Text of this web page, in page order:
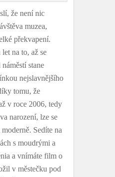
že není nic
muzea,
překvapení.
na to, až se
stane
nejslavnějšího
tomu, že
v roce 2006, tedy
narození, lze se
Sedíte na
s moudrými a
a vnímáte film o
v městečku pod